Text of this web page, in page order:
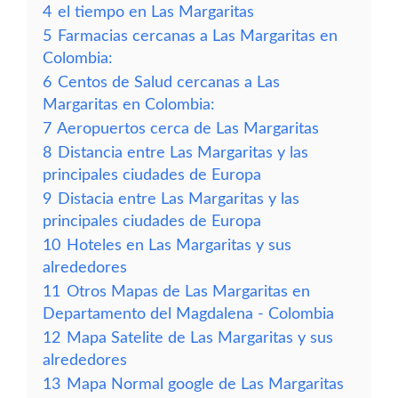
4 el tiempo en Las Margaritas
5 Farmacias cercanas a Las Margaritas en
Colombia:
6 Centos de Salud cercanas a Las
Margaritas en Colombia:
7 Aeropuertos cerca de Las Margaritas
8 Distancia entre Las Margaritas y las
principales ciudades de Europa
9 Distacia entre Las Margaritas y las
principales ciudades de Europa
10 Hoteles en Las Margaritas y sus
alrededores
11 Otros Mapas de Las Margaritas en
Departamento del Magdalena - Colombia
12 Mapa Satelite de Las Margaritas y sus
alrededores
13 Mapa Normal google de Las Margaritas